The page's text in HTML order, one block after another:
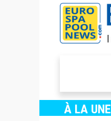
À LA UNE